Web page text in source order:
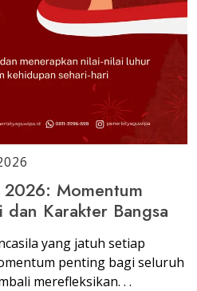
2026: Momentum
Karakter Bangsa
yang jatuh setiap
penting bagi seluruh
merefleksikan. . .